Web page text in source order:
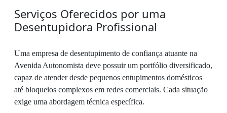
Serviços Oferecidos por uma
Desentupidora Profissional
Uma empresa de desentupimento de confiança atuante na
Avenida Autonomista deve possuir um portfólio diversificado,
capaz de atender desde pequenos entupimentos domésticos
até bloqueios complexos em redes comerciais. Cada situação
exige uma abordagem técnica específica.